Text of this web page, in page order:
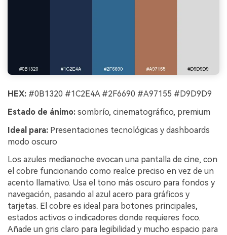
HEX: #0B1320 #1C2E4A #2F6690 #A97155 #D9D9D9
Estado de ánimo: sombrío, cinematográfico, premium
Ideal para: Presentaciones tecnológicas y dashboards
modo oscuro
Los azules medianoche evocan una pantalla de cine, con
el cobre funcionando como realce preciso en vez de un
acento llamativo. Usa el tono más oscuro para fondos y
navegación, pasando al azul acero para gráficos y
tarjetas. El cobre es ideal para botones principales,
estados activos o indicadores donde requieres foco.
Añade un gris claro para legibilidad y mucho espacio para